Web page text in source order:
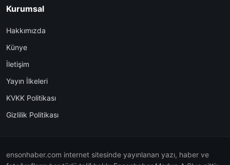
Kurumsal
Hakkımızda
Künye
İletişim
Yayın İlkeleri
KVKK Politikası
Gizlilik Politikası
ensonhaber.com internet sitesinde yayınlanan yazı, haber ve